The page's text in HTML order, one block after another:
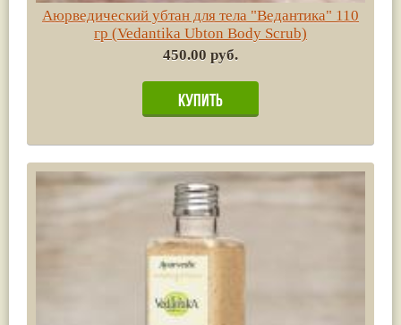
Аюрведический убтан для тела "Ведантика" 110
гр (Vedantika Ubton Body Scrub)
450.00 руб.